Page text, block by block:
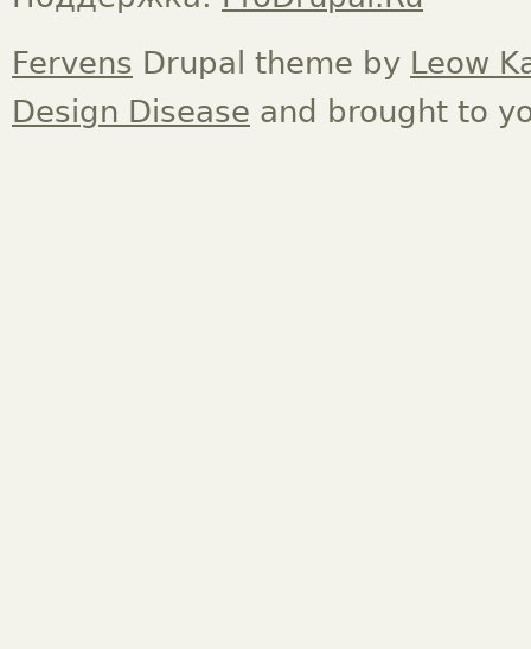
Fervens Drupal theme by Leow
Design Disease and brought to